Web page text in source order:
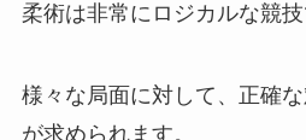
柔術は非常にロジカルな競技
様々な局面に対して、正確
が求められます。